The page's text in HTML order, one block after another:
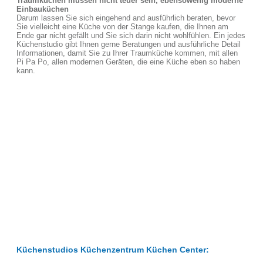
Einbauküchen
Darum lassen Sie sich eingehend and ausführlich beraten, bevor
Sie vielleicht eine Küche von der Stange kaufen, die Ihnen am
Ende gar nicht gefällt und Sie sich darin nicht wohlfühlen. Ein jedes
Küchenstudio gibt Ihnen gerne Beratungen und ausführliche Detail
Informationen, damit Sie zu Ihrer Traumküche kommen, mit allen
Pi Pa Po, allen modernen Geräten, die eine Küche eben so haben
kann.
Küchenstudios Küchenzentrum Küchen Center: